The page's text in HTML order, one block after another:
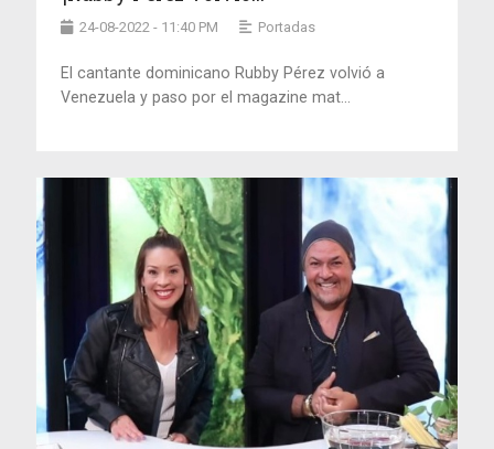
24-08-2022 - 11:40 PM Portadas
El cantante dominicano Rubby Pérez volvió a
Venezuela y paso por el magazine mat...